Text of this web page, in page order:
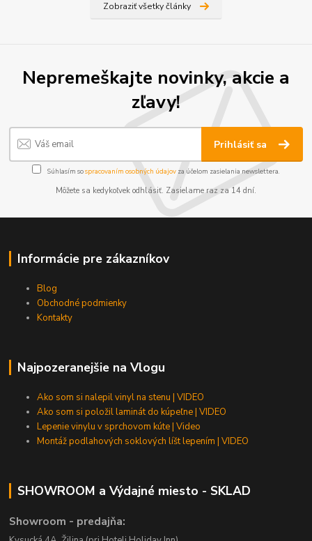
Zobraziť všetky články
Nepremeškajte novinky, akcie a
zľavy!
Prihlásiť sa
Súhlasím sospracovaním osobných údajov za účelom zasielania newslettera.
Môžete sa kedykoľvek odhlásiť. Zasielame raz za 14 dní.
Informácie pre zákazníkov
Blog
Obchodné podmienky
Kontakty
Najpozeranejšie na Vlogu
Ako som si nalepil vinyl na stenu | VIDEO
Ako som si položil laminát do kúpeľne | VIDEO
Lepenie vinylu v sprchovom kúte | Video
Montáž podlahových soklových líšt lepením | VIDEO
SHOWROOM a Výdajné miesto - SKLAD
Showroom - predajňa: